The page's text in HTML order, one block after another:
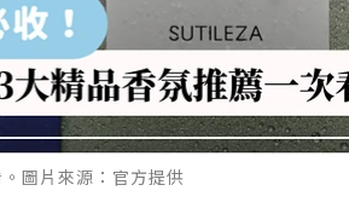
圖片來源：官方提供